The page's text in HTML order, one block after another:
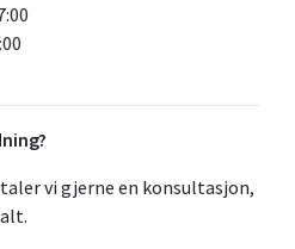
vi gjerne en konsultasjon,